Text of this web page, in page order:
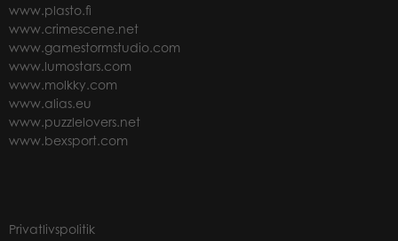
www.plasto.fi
www.crimescene.net
www.gamestormstudio.com
www.lumostars.com
www.molkky.com
www.alias.eu
www.puzzlelovers.net
www.bexsport.com
Privatlivspolitik